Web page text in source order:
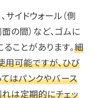
サイドウォール（側
の間）など、ゴムに
ことがあります。細
可能ですが、ひび
はパンクやバース
は定期的にチェッ